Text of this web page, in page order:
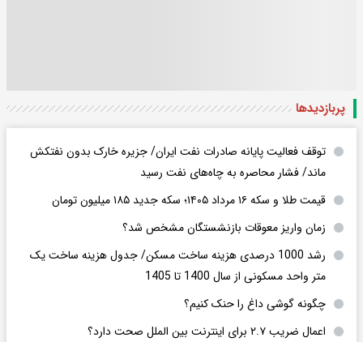
پربازدید‌ها
توقف فعالیت پایانه صادرات نفت ایران/ جزیره خارک بدون نفتکش
ماند/ فشار محاصره به چاه‌های نفت رسید
قیمت طلا و سکه ۱۶ مرداد ۱۴۰۵؛ سکه جدید ١٨۵ میلیون تومان
زمان واریز معوقات بازنشستگان مشخص شد؟
رشد 1000 درصدی هزینه ساخت مسکن/ جدول هزینه ساخت یک
متر واحد مسکونی از سال 1400 تا 1405
چگونه گوشی داغ را حنک کنیم؟
اعمال ضریب ۲.۷ برای اینترنت بین الملل صحت دارد؟